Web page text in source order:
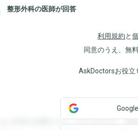
整形外科の医師が回答
利用規約と
同意のうえ、無
AskDoctorsお役立
ると回答を閲覧することができます。登